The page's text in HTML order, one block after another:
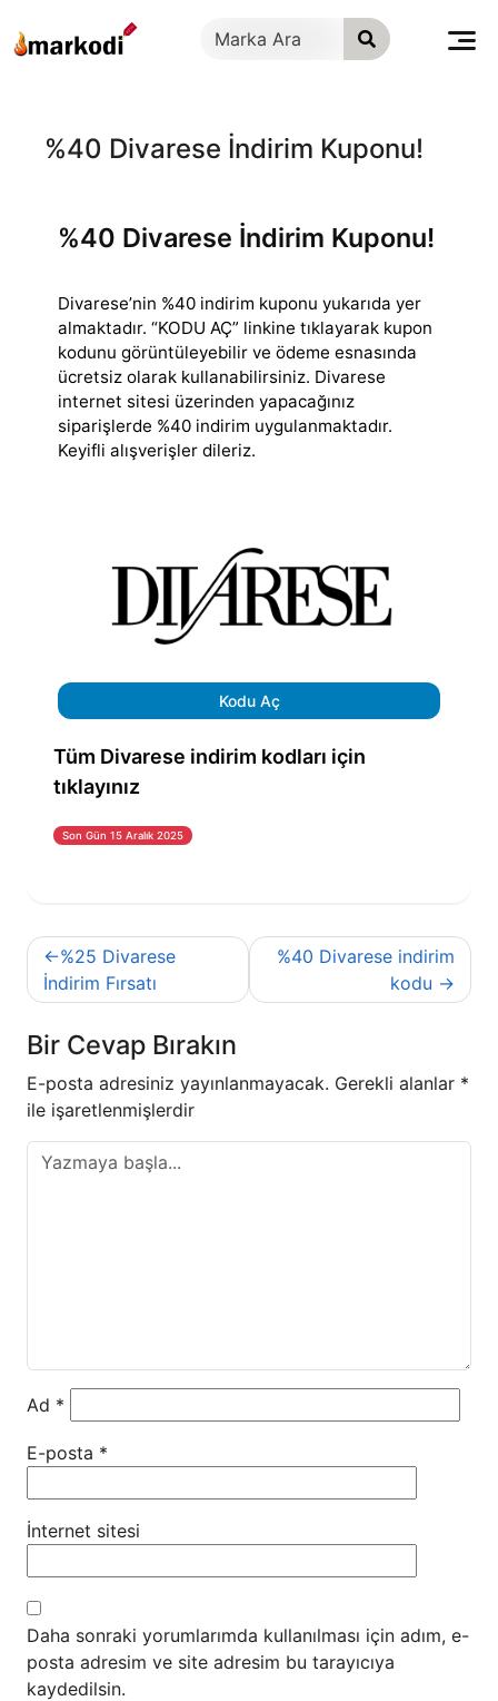
geç
%40 Divarese İndirim Kuponu!
%40 Divarese İndirim Kuponu!
Divarese’nin %40 indirim kuponu yukarıda yer
almaktadır. “KODU AÇ” linkine tıklayarak kupon
kodunu görüntüleyebilir ve ödeme esnasında
ücretsiz olarak kullanabilirsiniz. Divarese
internet sitesi üzerinden yapacağınız
siparişlerde %40 indirim uygulanmaktadır.
Keyifli alışverişler dileriz.
Kodu Aç
Tüm Divarese indirim kodları için
tıklayınız
Son Gün 15 Aralık 2025
Yazı
gezinmesi
%25 Divarese
İndirim Fırsatı
%40 Divarese indirim
kodu
Bir Cevap Bırakın
E-posta adresiniz yayınlanmayacak. Gerekli alanlar *
ile işaretlenmişlerdir
Ad *
E-posta *
İnternet sitesi
Daha sonraki yorumlarımda kullanılması için adım, e-
posta adresim ve site adresim bu tarayıcıya
kaydedilsin.